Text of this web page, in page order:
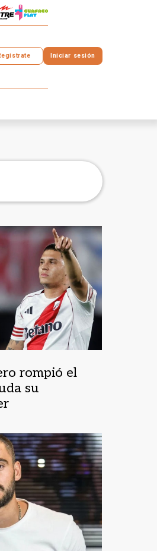
Iniciar sesión
rompió el
su